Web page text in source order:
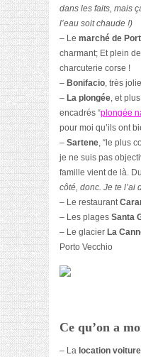
dans les faits, mais
l’eau soit chaude !)
– Le marché de
charmant; Et plein
charcuterie corse !
– Bonifacio, très
– La plongée, et
encadrés “plongée
pour moi qu’ils ont
– Sartene, “le plus
je ne suis pas
famille vient de là.
côté, donc. Je te l’ai
– Le restaurant
– Les plages Santa
– Le glacier La
Porto Vecchio
Ce qu’on a
– La location